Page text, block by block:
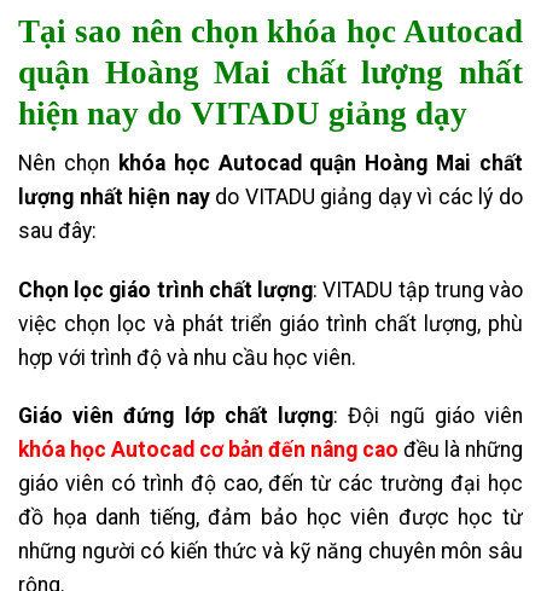
Tại sao nên chọn khóa học Autocad
quận Hoàng Mai chất lượng nhất
hiện nay do VITADU giảng dạy
Nên chọn khóa học Autocad quận Hoàng Mai chất
lượng nhất hiện naydo VITADU giảng dạy vì các lý do
sau đây:
Chọn lọc giáo trình chất lượng: VITADU tập trung vào
việc chọn lọc và phát triển giáo trình chất lượng, phù
hợp với trình độ và nhu cầu học viên.
Giáo viên đứng lớp chất lượng: Đội ngũ giáo viên
khóa học Autocad cơ bản đến nâng cao đều là những
giáo viên có trình độ cao, đến từ các trường đại học
đồ họa danh tiếng, đảm bảo học viên được học từ
những người có kiến thức và kỹ năng chuyên môn sâu
rộng.